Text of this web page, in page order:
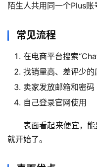
应
数
据
理
具
陌生人共用同一个Plus账
常见流程
在电商平台搜索
找销量高、差评少的
卖家发放邮箱和密码
自己登录官网使用
表面看起来便宜，
就开始了。